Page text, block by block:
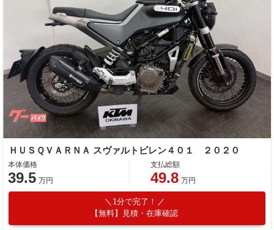
ＨＵＳＱＶＡＲＮＡ スヴァルトピレン４０１ ２０２０
本体価格
39.5 万円
支払総額
49.8 万円
1分で完了！
【無料】見積・在庫確認